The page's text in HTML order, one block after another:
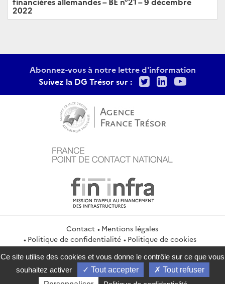
2022
Abonnez-vous à notre lettre d'information
Suivez la DG Trésor sur :
TwitterLinkedIn
Contact
Mentions légales
Politique de confidentialité
Politique de cookies
Gestion des cookies
Flux RSS
service-public.gouv.fr
legifrance.gouv.fr
info.gouv.fr
data.gouv.fr
Ce site utilise des cookies et vous donne le contrôle sur ce que vous
souhaitez activer
Tout accepter
Tout refuser